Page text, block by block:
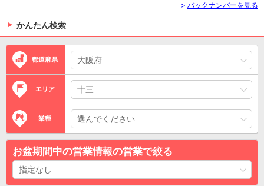
> バックナンバーを見る
かんたん検索
都道府県
エリア
業種
お盆期間中の営業情報の営業で絞る